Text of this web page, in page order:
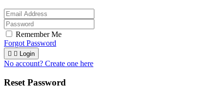
Remember Me
Forgot Password
  Login
No account? Create one here
Reset Password